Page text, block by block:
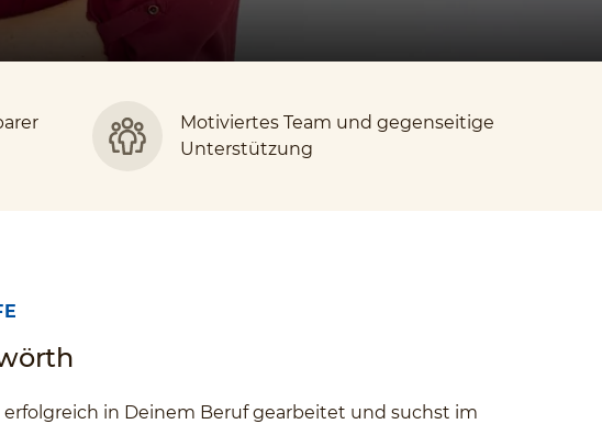
Motiviertes Team und gegenseitige
Unterstützung
in Deinem Beruf gearbeitet und suchst im